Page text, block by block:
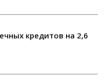
кредитов на 2,6